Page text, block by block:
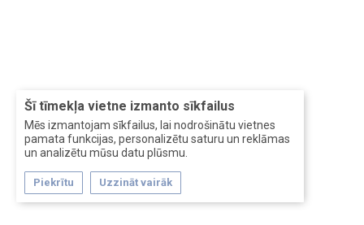
Šī tīmekļa vietne izmanto sīkfailus
Mēs izmantojam sīkfailus, lai nodrošinātu vietnes
pamata funkcijas, personalizētu saturu un reklāmas
un analizētu mūsu datu plūsmu.
Piekrītu Uzzināt vairāk